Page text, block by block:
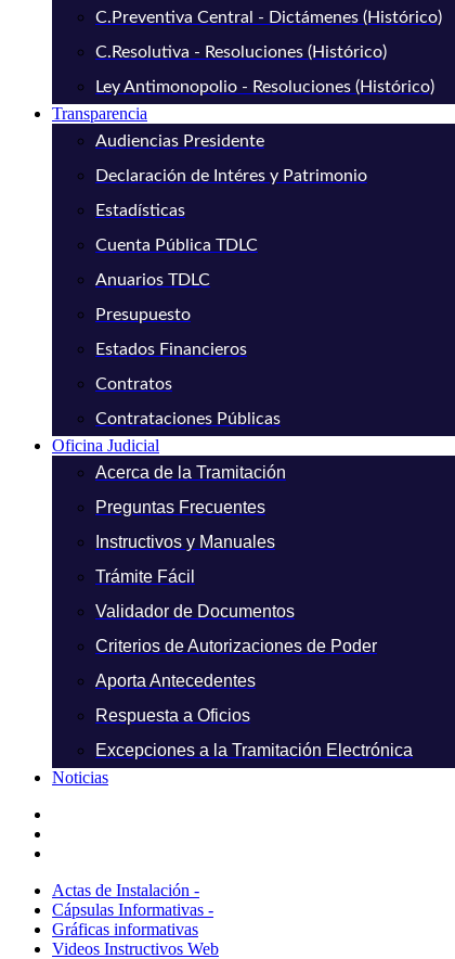
C.Preventiva Central - Dictámenes (Histórico)
C.Resolutiva - Resoluciones (Histórico)
Ley Antimonopolio - Resoluciones (Histórico)
Transparencia
Audiencias Presidente
Declaración de Intéres y Patrimonio
Estadísticas
Cuenta Pública TDLC
Anuarios TDLC
Presupuesto
Estados Financieros
Contratos
Contrataciones Públicas
Oficina Judicial
Acerca de la Tramitación
Preguntas Frecuentes
Instructivos y Manuales
Trámite Fácil
Validador de Documentos
Criterios de Autorizaciones de Poder
Aporta Antecedentes
Respuesta a Oficios
Excepciones a la Tramitación Electrónica
Noticias
Actas de Instalación -
Cápsulas Informativas -
Gráficas informativas
Videos Instructivos Web